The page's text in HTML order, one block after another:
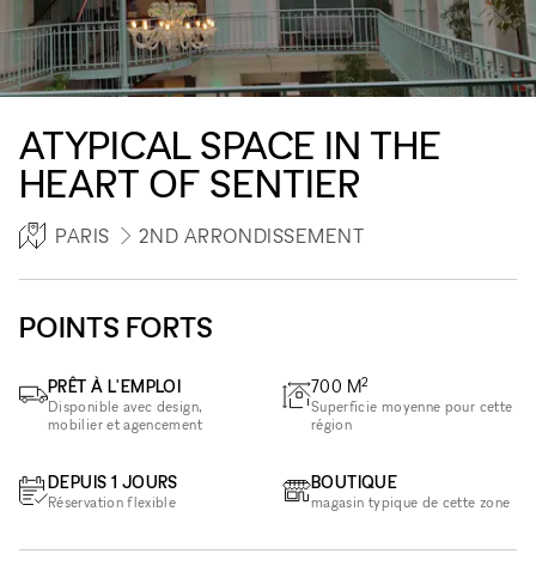
ATYPICAL SPACE IN THE
HEART OF SENTIER
PARIS 2ND ARRONDISSEMENT
POINTS FORTS
PRÊT À L'EMPLOI
Disponible avec design,
mobilier et agencement
DEPUIS 1 JOURS
Réservation flexible
700 M2
Superficie moyenne pour cette
région
BOUTIQUE
magasin typique de cette zone